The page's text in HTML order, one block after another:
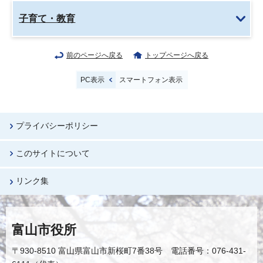
子育て・教育
前のページへ戻る トップページへ戻る
PC表示 スマートフォン表示
プライバシーポリシー
このサイトについて
リンク集
富山市役所
〒930-8510 富山県富山市新桜町7番38号 電話番号：076-431-